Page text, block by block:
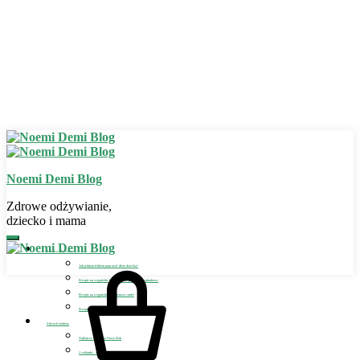
Noemi Demi Blog
Zdrowe odżywianie,
dziecko i mama
Zdrowe odżywianie
Jak jednym trikiem poprawić dietę dziecka?
Przepis na wegańskie bezglutenowe placuszki szpinakowe
Przepis na wegański bezglutenowy omlet
Przepis na wegańskie lody dla dziecka
Zdrowie kobiety
Najlepszy detoks na Nowy Rok
2 szklanki – sposób na detoks i odchudzanie